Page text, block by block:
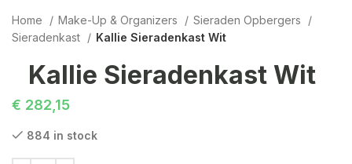
Home Make-Up & Organizers
Sieraden Opbergers
Sieradenkast
Kallie Sieradenkast Wit
Kallie Sieradenkast Wit
€ 282,15
884 in stock